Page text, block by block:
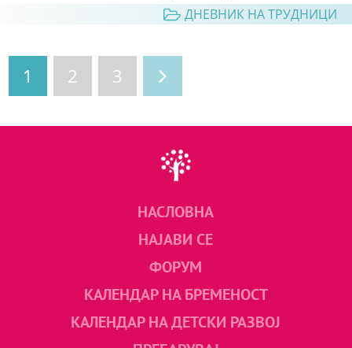
ДНЕВНИК НА ТРУДНИЦИ
1 2 3
НАСЛОВНА
НАЈАВИ СЕ
ФОРУМ
КАЛЕНДАР НА БРЕМЕНОСТ
КАЛЕНДАР НА ДЕТСКИ РАЗВОЈ